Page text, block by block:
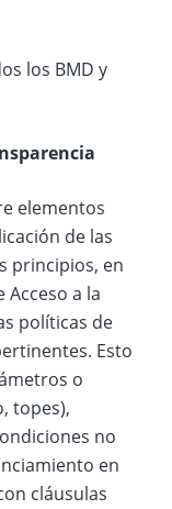
los BMD y
elementos
de las
principios, en
a la
políticas de
Esto
o
topes),
no
en
cláusulas